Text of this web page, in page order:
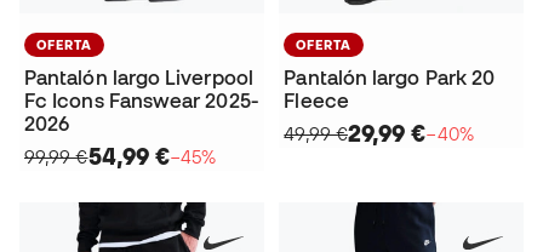
OFERTA
Pantalón largo Liverpool
Fc Icons Fanswear 2025-
2026
99,99 €54,99 €−45%
OFERTA
Pantalón largo Park 20
Fleece
49,99 €29,99 €−40%